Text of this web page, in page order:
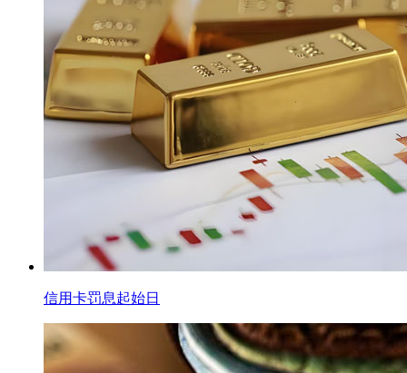
信用卡罚息起始日